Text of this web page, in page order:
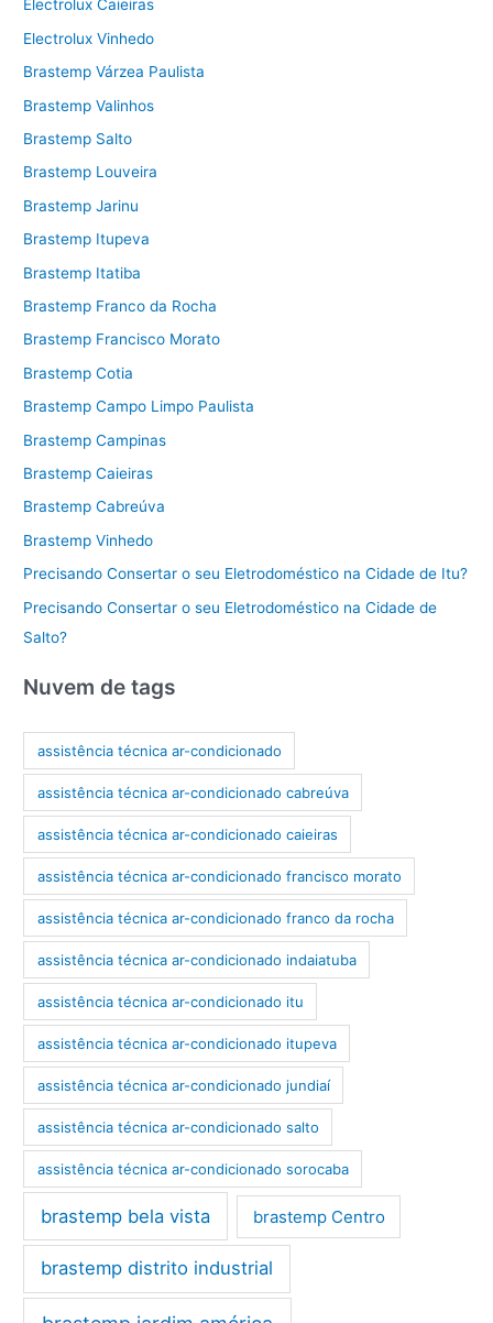
Electrolux Caieiras
Electrolux Vinhedo
Brastemp Várzea Paulista
Brastemp Valinhos
Brastemp Salto
Brastemp Louveira
Brastemp Jarinu
Brastemp Itupeva
Brastemp Itatiba
Brastemp Franco da Rocha
Brastemp Francisco Morato
Brastemp Cotia
Brastemp Campo Limpo Paulista
Brastemp Campinas
Brastemp Caieiras
Brastemp Cabreúva
Brastemp Vinhedo
Precisando Consertar o seu Eletrodoméstico na Cidade de Itu?
Precisando Consertar o seu Eletrodoméstico na Cidade de
Salto?
Nuvem de tags
assistência técnica ar-condicionado
assistência técnica ar-condicionado cabreúva
assistência técnica ar-condicionado caieiras
assistência técnica ar-condicionado francisco morato
assistência técnica ar-condicionado franco da rocha
assistência técnica ar-condicionado indaiatuba
assistência técnica ar-condicionado itu
assistência técnica ar-condicionado itupeva
assistência técnica ar-condicionado jundiaí
assistência técnica ar-condicionado salto
assistência técnica ar-condicionado sorocaba
brastemp bela vista brastemp Centro
brastemp distrito industrial